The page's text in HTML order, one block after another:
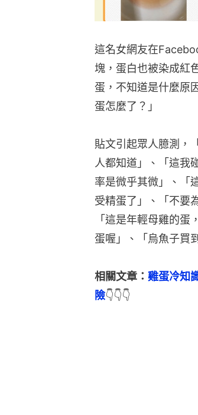
這名女網友在
塊，蛋白也被染成紅
蛋，不知道是什麼原
蛋怎麼了？」
貼文引起眾人臆測，
人都知道」、「這我
率是微乎其微」、「
受精蛋了」、「不要
「這是年輕母雞的
蛋喔」、「烏魚子買
相關文章： 雞蛋冷知
險👇👇👇